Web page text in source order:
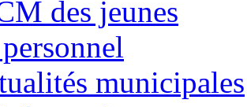
des jeunes
municipales